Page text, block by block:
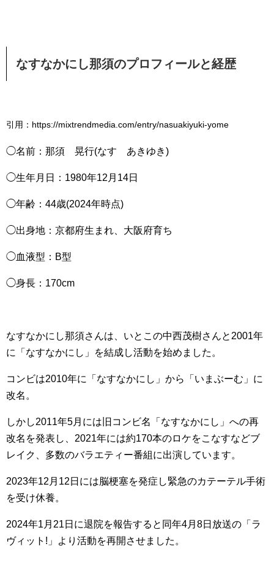
なすなかにし那須のプロフィールと経歴
引用：https://mixtrendmedia.com/entry/nasuakiyuki-yome
◯名前：那須 晃行(なす あきゆき)
◯生年月日：1980年12月14日
◯年齢：44歳(2024年時点)
◯出身地：京都府生まれ、大阪府育ち
◯血液型：B型
◯身長：170cm
なすなかにし那須さんは、いとこの中西茂樹さんと2001年
に「なすなかにし」を結成し活動を始めました。
コンビは2010年に「なすなかにし」から「いまぶーむ」に
改名。
しかし2011年5月には旧コンビ名「なすなかにし」への再
改名を発表し、2021年には約170本のロケをこなすなどブ
レイク、多数のバラエティー番組に出演しています。
2023年12月12日には脳梗塞を発症し緊急のカテーテル手術
を受け休養。
2024年1月21日に退院を報告すると同年4月8日放送の「ラ
ヴィット!」より活動を再開させました。